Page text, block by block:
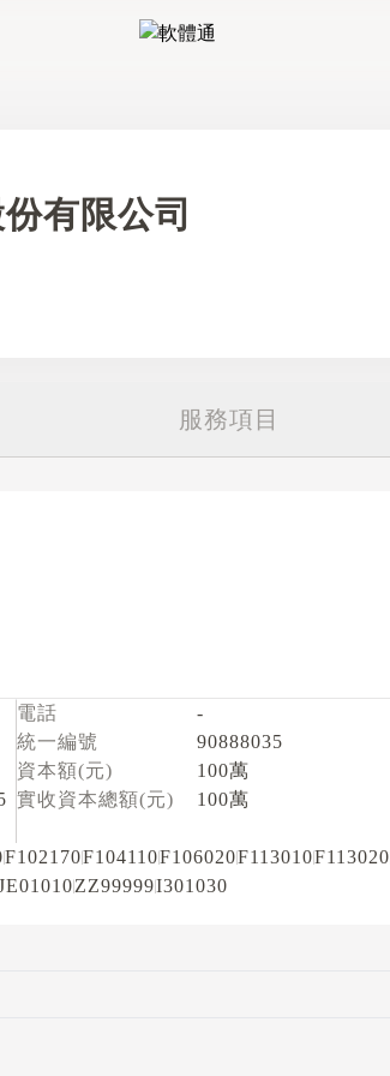
有限公司
服務項目
電話
-
統一編號
90888035
資本額(元)
100萬
實收資本總額(元)
100萬
F102170F104110F106020F113010F113020
ZZ99999I301030